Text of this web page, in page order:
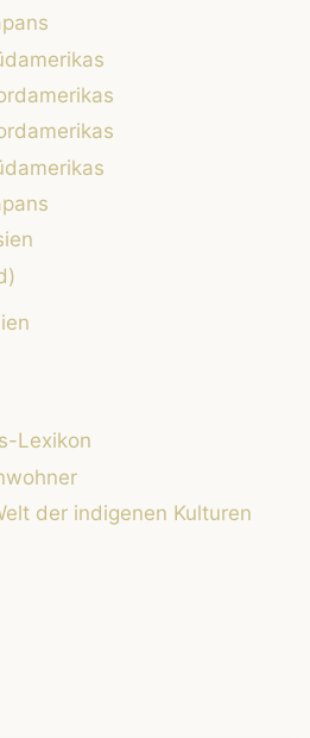
Lexikon
der indigenen Kulturen